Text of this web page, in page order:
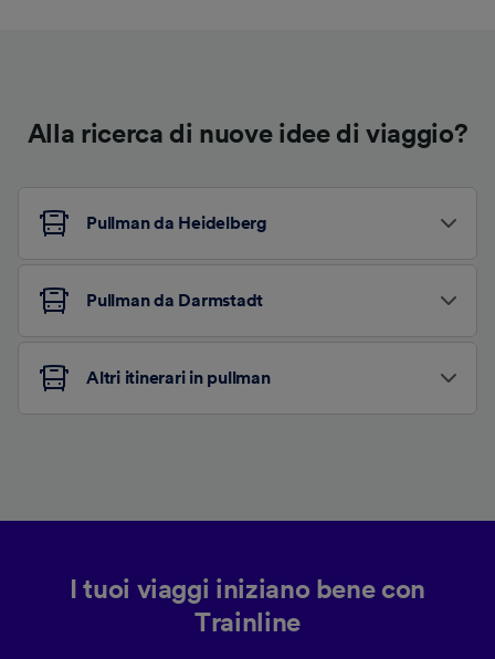
Alla ricerca di nuove idee di viaggio?
Pullman da Heidelberg
Pullman da Darmstadt
Altri itinerari in pullman
I tuoi viaggi iniziano bene con
Trainline